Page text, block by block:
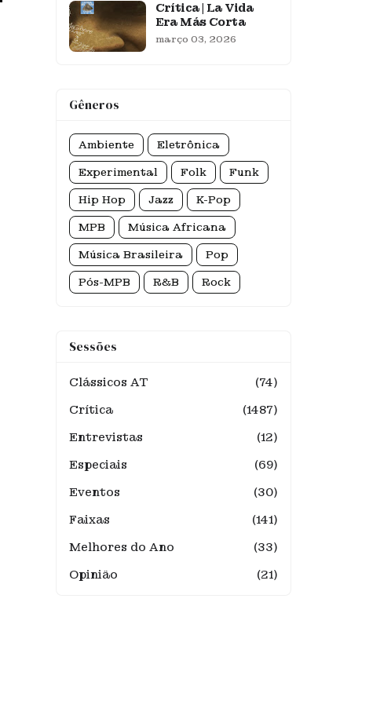
Crítica | La Vida
Era Más Corta
março 03, 2026
Gêneros
Ambiente Eletrônica
Experimental Folk Funk
Hip Hop Jazz K-Pop
MPB Música Africana
Música Brasileira Pop
Pós-MPB R&B Rock
Sessões
Clássicos AT
(74)
Crítica
(1487)
Entrevistas
(12)
Especiais
(69)
Eventos
(30)
Faixas
(141)
Melhores do Ano
(33)
Opinião
(21)